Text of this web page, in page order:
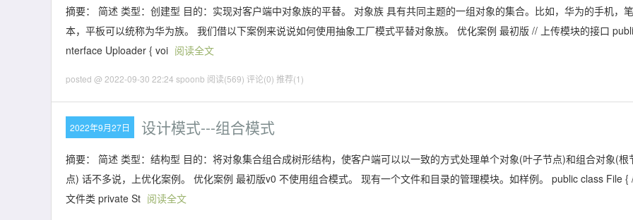
摘要： 简述 类型：创建型 目的：实现对客户端中对象族的平替。 对象族 具有共同主题的一组对象的集合。比如，华为的手机，
本，平板可以统称为华为族。 我们借以下案例来说说如何使用抽象工厂模式平替对象族。 优化案例 最初版 // 上传模块的接口
nterface Uploader { voi 阅读全文
posted @ 2022-09-30 22:24 spoonb 阅读(569) 评论(0) 推荐(1)
2022年9月27日 设计模式---组合模式
摘要： 简述 类型：结构型 目的：将对象集合组合成树形结构，使客户端可以以一致的方式处理单个对象(叶子节点)和组合对象(根
点) 话不多说，上优化案例。 优化案例 最初版v0 不使用组合模式。 现有一个文件和目录的管理模块。如样例。 public class File {
文件类 private St 阅读全文